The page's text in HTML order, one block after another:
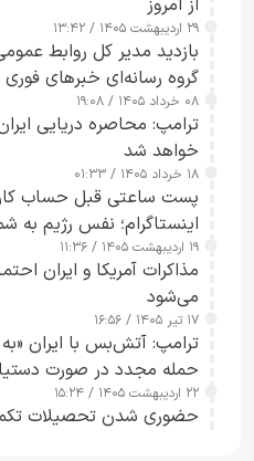
از امروز
۲۹ اردیبهشت ۱۴۰۵ / ۱۳:۴۲
بازدید مدیر کل روابط
گروه رسانه‌ای خبرهای
رسانه‌های هوشمند و مسئول
۰۸ خرداد ۱۴۰۵ / ۱۹:۰۸
ترامپ: محاصره دریایی
خواهد شد
۱۸ خرداد ۱۴۰۵ / ۰۱:۳۳
پست ساعتی قبل حساب
اینستاگرام؛ نفس رژیم به
۱۹ اردیبهشت ۱۴۰۵ / ۱۱:۳۶
مذاکرات آمریکا و ایران
می‌شود
۱۷ تیر ۱۴۰۵ / ۱۶:۵۶
ترامپ: آتش‌بس با ایران
حمله مجدد در صورت
۲۲ اردیبهشت ۱۴۰۵ / ۱۵:۲۴
حضوری شدن تحصیلات